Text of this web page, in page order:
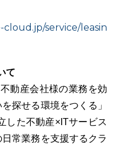
cloud.jp/service/leasin
て
動産会社様の業務を効
探せる環境をつくる」
した不動産×ITサービス
常業務を支援するクラ